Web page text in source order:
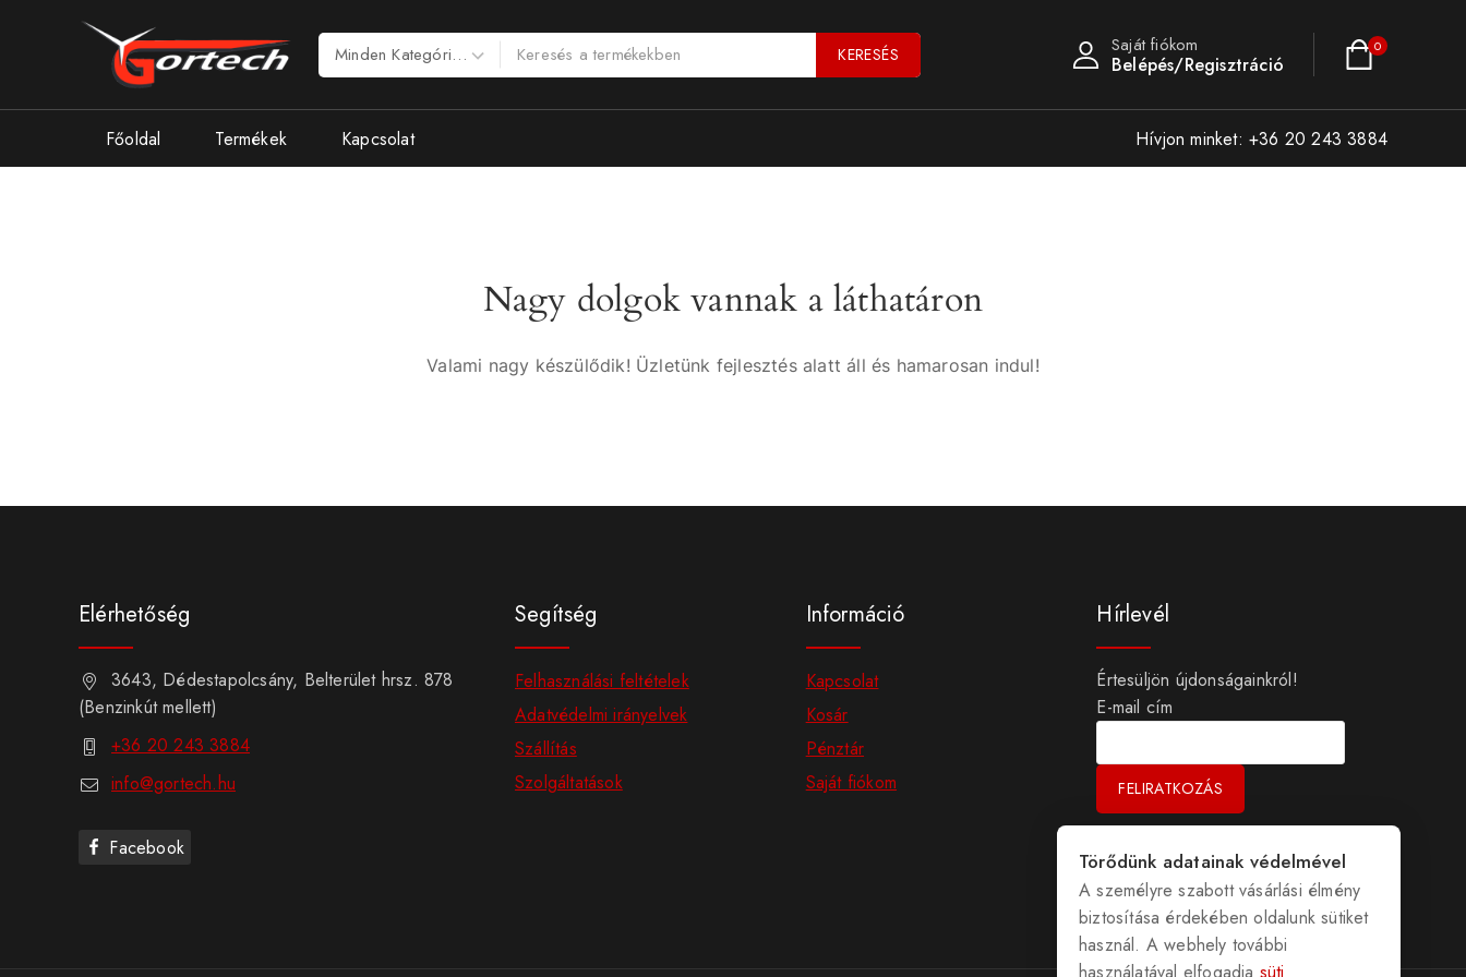
KERESÉS Saját fiókom
Belépés/Regisztráció
0
Főoldal Termékek Kapcsolat Hívjon minket: +36 20 243 3884
Nagy dolgok vannak a láthatáron
Valami nagy készülődik! Üzletünk fejlesztés alatt áll és hamarosan indul!
Elérhetőség
3643, Dédestapolcsány, Belterület hrsz. 878
(Benzinkút mellett)
+36 20 243 3884
info@gortech.hu
Facebook
Segítség
Felhasználási feltételek
Adatvédelmi irányelvek
Szállítás
Szolgáltatások
Információ
Kapcsolat
Kosár
Pénztár
Saját fiókom
Hírlevél
Értesüljön újdonságainkról!
E-mail cím
Törődünk adatainak védelmével
A személyre szabott vásárlási élmény
biztosítása érdekében oldalunk sütiket
használ. A webhely további